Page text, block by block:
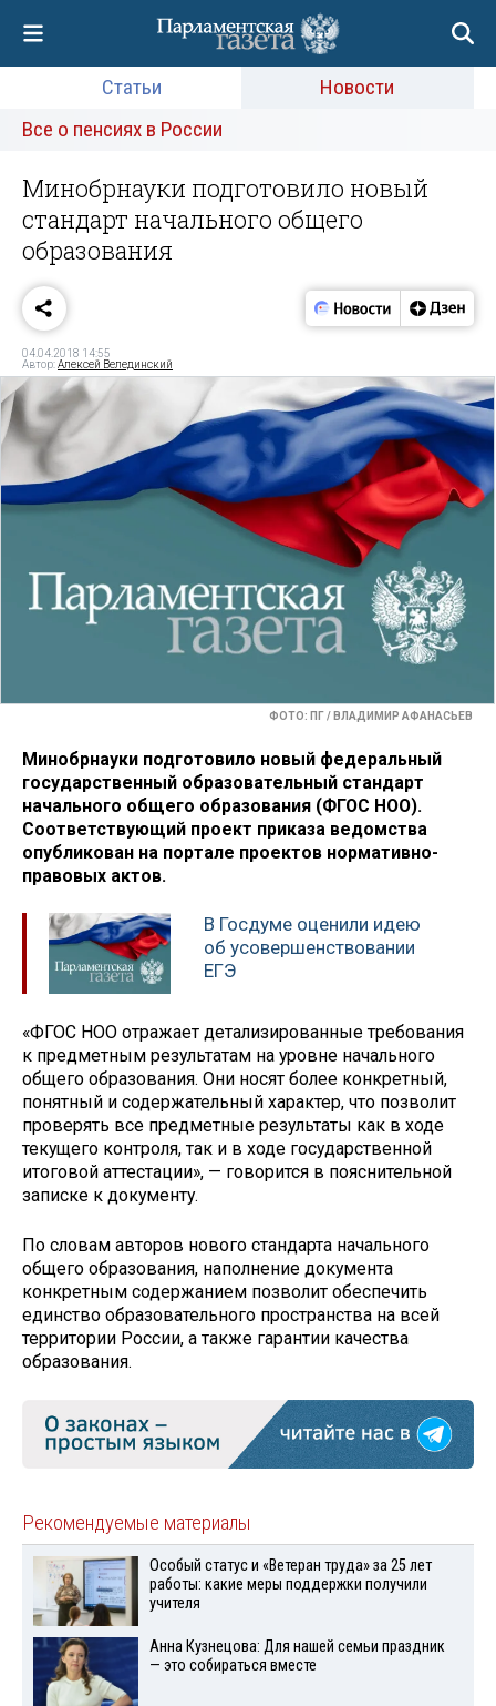
Статьи
Новости
Все о пенсиях в России
Минобрнауки подготовило новый
стандарт начального общего
образования
04.04.2018 14:55
Автор:Алексей Велединский
ФОТО: ПГ / ВЛАДИМИР АФАНАСЬЕВ
Минобрнауки подготовило новый федеральный
государственный образовательный стандарт
начального общего образования (ФГОС НОО).
Соответствующий проект приказа ведомства
опубликован на портале проектов нормативно-
правовых актов.
В Госдуме оценили идею
об усовершенствовании
ЕГЭ
«ФГОС НОО отражает детализированные требования
к предметным результатам на уровне начального
общего образования. Они носят более конкретный,
понятный и содержательный характер, что позволит
проверять все предметные результаты как в ходе
текущего контроля, так и в ходе государственной
итоговой аттестации», — говорится в пояснительной
записке к документу.
По словам авторов нового стандарта начального
общего образования, наполнение документа
конкретным содержанием позволит обеспечить
единство образовательного пространства на всей
территории России, а также гарантии качества
образования.
Рекомендуемые материалы
Особый статус и «Ветеран труда» за 25 лет
работы: какие меры поддержки получили
учителя
Анна Кузнецова: Для нашей семьи праздник
— это собираться вместе